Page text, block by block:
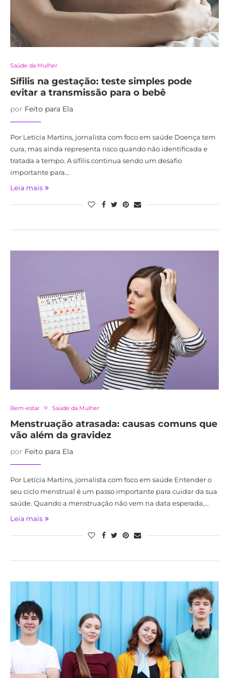
Saúde da Mulher
Sífilis na gestação: teste simples pode
evitar a transmissão para o bebê
por Feito para Ela
Por Letícia Martins, jornalista com foco em saúde Doença tem
cura, mas ainda representa risco quando não identificada e
tratada a tempo. A sífilis continua sendo um desafio
importante para…
Leia mais
Bem-estar Saúde da Mulher
Menstruação atrasada: causas comuns que
vão além da gravidez
por Feito para Ela
Por Letícia Martins, jornalista com foco em saúde Entender o
seu ciclo menstrual é um passo importante para cuidar da sua
saúde. Quando a menstruação não vem na data esperada,…
Leia mais